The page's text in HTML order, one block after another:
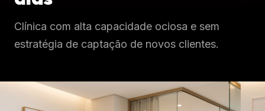
Clínica com alta capacidade ociosa e sem
estratégia de captação de novos clientes.